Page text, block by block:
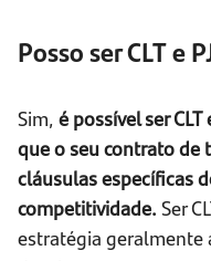
Posso ser CLT e
Sim, é possível ser
que o seu contrato de
cláusulas específicas
competitividade. Ser
estratégia